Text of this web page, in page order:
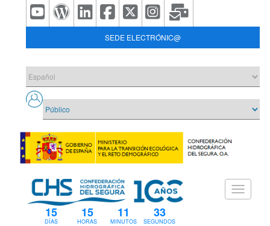
SEDE ELECTRÓNIC@
15
DÍAS
15
HORAS
11
MINUTOS
33
SEGUNDOS